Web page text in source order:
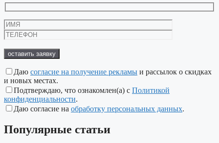
Даю согласие на получение рекламы и рассылок о скидках
и новых местах.
Подтверждаю, что ознакомлен(а) с Политикой
конфиденциальности.
Даю согласие на обработку персональных данных.
Популярные статьи